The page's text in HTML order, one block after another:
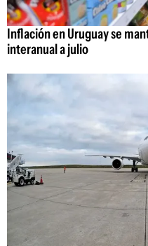
Inflación en Uruguay se
interanual a julio